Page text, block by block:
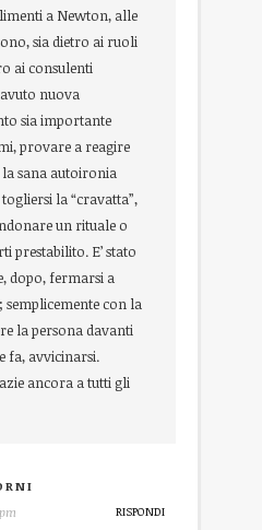
a Newton, alle
sia dietro ai ruoli
ai consulenti
nuova
sia importante
provare a reagire
sana autoironia
la “cravatta”,
un rituale o
prestabilito. E’ stato
dopo, fermarsi a
con la
la persona davanti
fa, avvicinarsi.
ancora a tutti gli
RISPONDI